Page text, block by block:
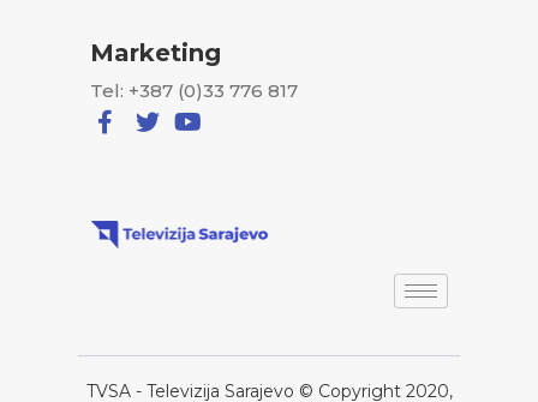
Marketing
Tel: +387 (0)33 776 817
TVSA - Televizija Sarajevo © Copyright 2020,